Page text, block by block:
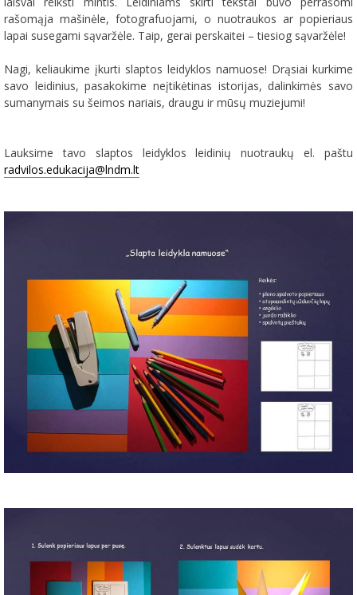
rašomąja mašinėle, fotografuojami, o nuotraukos ar popieriaus
lapai susegami sąvaržėle. Taip, gerai perskaitei – tiesiog sąvaržėle!
Nagi, keliaukime įkurti slaptos leidyklos namuose! Drąsiai kurkime
savo leidinius, pasakokime neįtikėtinas istorijas, dalinkimės savo
sumanymais su šeimos nariais, draugu ir mūsų muziejumi!
Lauksime tavo slaptos leidyklos leidinių nuotraukų el. paštu
radvilos.edukacija@lndm.lt